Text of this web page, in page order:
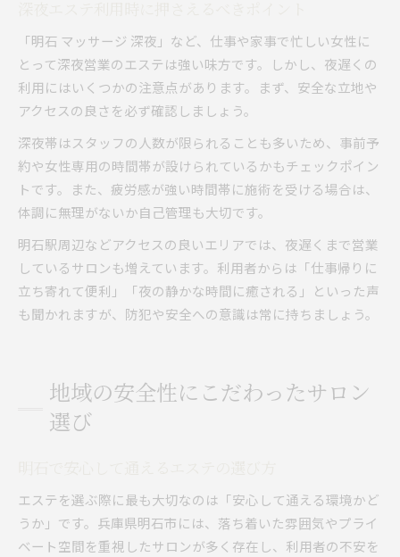
「明石 マッサージ 深夜」など、仕事や家事で忙しい女性に
とって深夜営業のエステは強い味方です。しかし、夜遅くの
利用にはいくつかの注意点があります。まず、安全な立地や
アクセスの良さを必ず確認しましょう。
深夜帯はスタッフの人数が限られることも多いため、事前予
約や女性専用の時間帯が設けられているかもチェックポイン
トです。また、疲労感が強い時間帯に施術を受ける場合は、
体調に無理がないか自己管理も大切です。
明石駅周辺などアクセスの良いエリアでは、夜遅くまで営業
しているサロンも増えています。利用者からは「仕事帰りに
立ち寄れて便利」「夜の静かな時間に癒される」といった声
も聞かれますが、防犯や安全への意識は常に持ちましょう。
地域の安全性にこだわったサロン
選び
エステを選ぶ際に最も大切なのは「安心して通える環境かど
うか」です。兵庫県明石市には、落ち着いた雰囲気やプライ
ベート空間を重視したサロンが多く存在し、利用者の不安を